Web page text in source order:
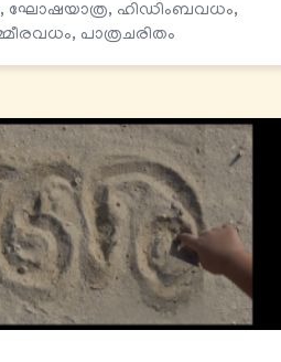
ഹിഡിംബവധം,
പാത്രചരിതം